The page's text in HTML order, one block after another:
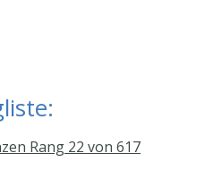
Rang 22 von 617